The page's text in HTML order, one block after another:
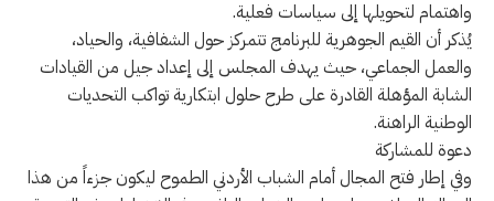
واهتمام لتحويلها إلى سياسات فعلية.
يُذكر أن القيم الجوهرية للبرنامج تتمركز حول الشفافية، والحياد،
والعمل الجماعي، حيث يهدف المجلس إلى إعداد جيل من القيادات
الشابة المؤهلة القادرة على طرح حلول ابتكارية تواكب التحديات
الوطنية الراهنة.
دعوة للمشاركة
وفي إطار فتح المجال أمام الشباب الأردني الطموح ليكون جزءاً من هذا